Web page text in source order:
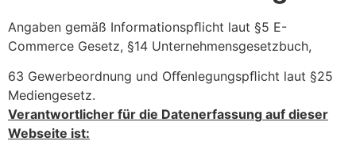
Angaben gemäß Informationspﬂicht laut §5 E-
Commerce Gesetz, §14 Unternehmensgesetzbuch,
63 Gewerbeordnung und Oﬀenlegungspﬂicht laut §25
Mediengesetz.
Verantwortlicher für die Datenerfassung auf dieser
Webseite ist: